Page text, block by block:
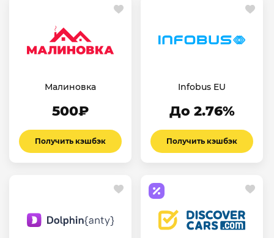
Малиновка
500₽
Получить кэшбэк
Infobus EU
До 2.76%
Получить кэшбэк